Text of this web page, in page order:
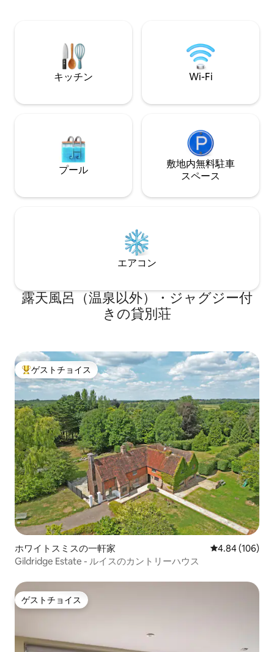
ダウン・フォレスト、アルパカとの散
歩、パブ、ジェラートがあります。ユニ
ークな隠れ家。誕生日、記念日、または
ただの居心地の良い逃避行に。
16歳以上限定、6
キッチン Wi-Fi
プール
敷地内無料駐⁠車
ス⁠ペ⁠ー⁠ス
エアコン
露天風呂（温泉以外）・ジャグジー付
きの貸別荘
大好評のゲストチョイスです。
ゲストチョイス
ホワイトスミスの一軒家 レビュー106
4.84 (106)
Gildridge Estate - ルイスのカントリーハウス
ゲストチョイス
ゲストチョイス